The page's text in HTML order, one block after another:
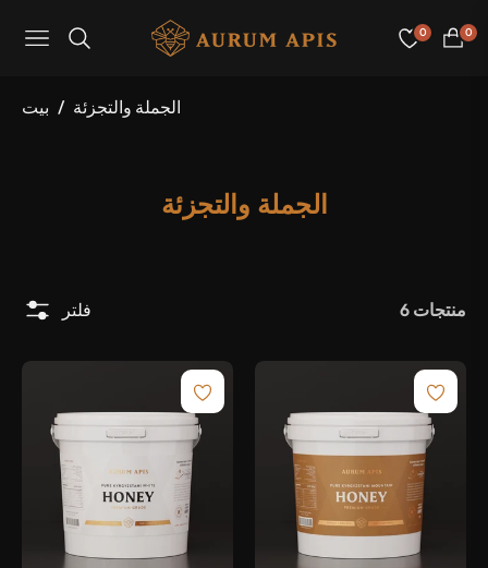
Navigation
0
عربة
0
بيت / الجملة والتجزئة
مجموعة:
الجملة والتجزئة
فلتر 6 منتجات